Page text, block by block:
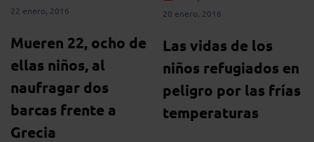
22 enero, 2016
Mueren 22, ocho de
ellas niños, al
naufragar dos
barcas frente a
Grecia
20 enero, 2016
Las vidas de los
niños refugiados en
peligro por las frías
temperaturas